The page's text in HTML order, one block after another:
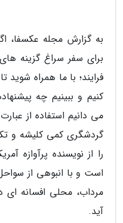
به گزارش مجله عکسفا،
برای سفر سراغ گزینه
فرایند؛ با ما همراه شوید
کنیم و ببینیم چه
می دانیم استفاده از
گردشگری کمی کلیشه و
را از نویسنده پرآوازه
است و با انبوهی از
مرداب، محلی افسانه
آید.